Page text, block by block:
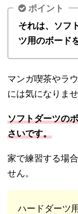
ポイント
それは、ソフ
ツ用のボード
マンガ喫茶やラ
には気になりま
ソフトダーツの
さいです。
家で練習する場
せん。
ハードダーツ